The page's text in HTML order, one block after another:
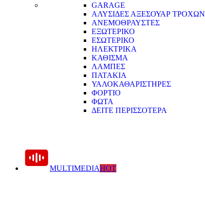
GARAGE
ΑΛΥΣΙΔΕΣ ΑΞΕΣΟΥΑΡ ΤΡΟΧΩΝ
ΑΝΕΜΟΘΡΑΥΣΤΕΣ
ΕΞΩΤΕΡΙΚΟ
ΕΣΩΤΕΡΙΚΟ
ΗΛΕΚΤΡΙΚΑ
ΚΑΘΙΣΜΑ
ΛΑΜΠΕΣ
ΠΑΤΑΚΙΑ
ΥΑΛΟΚΑΘΑΡΙΣΤΗΡΕΣ
ΦΟΡΤΙΟ
ΦΩΤΑ
ΔΕΙΤΕ ΠΕΡΙΣΣΟΤΕΡΑ
MULTIMEDIAHOT